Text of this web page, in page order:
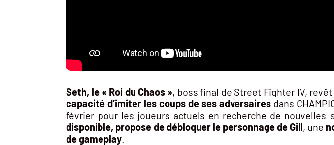
Seth, le « Roi du Chaos », boss final de Street Fighter IV, revêt
capacité d’imiter les coups de ses adversaires dans
février pour les joueurs actuels en recherche de nouvelles
disponible, propose de débloquer le personnage de Gill, une
de gameplay.